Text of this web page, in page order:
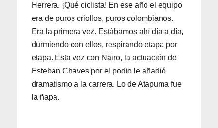
Herrera. ¡Qué ciclista! En ese año el equipo
era de puros criollos, puros colombianos.
Era la primera vez. Estábamos ahí día a día,
durmiendo con ellos, respirando etapa por
etapa. Esta vez con Nairo, la actuación de
Esteban Chaves por el podio le añadió
dramatismo a la carrera. Lo de Atapuma fue
la ñapa.